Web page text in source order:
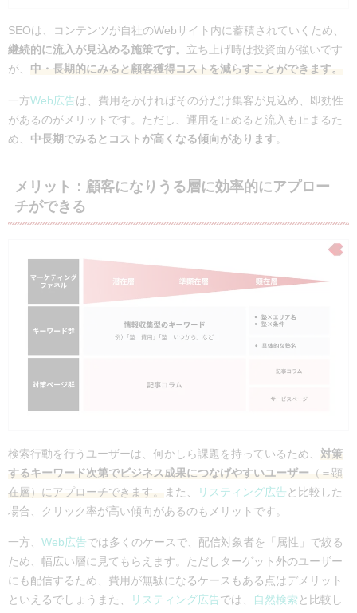
SEOは、コンテンツが自社のWebサイト内に蓄積されていくため、
継続的に流入が見込める施策です。 立ち上げ時は投資面が強いです
が、 中・長期的にみると顧客獲得コストを減らすことができます。
一方Web広告は、費用をかければその分だけ集客が見込め、即効性
があるのがメリットです。ただし、運用を止めると流入も止まるた
め、 中長期でみるとコストが高くなる傾向があります。
メリット： 顧客になりうる層に効率的にアプロー
チができる
検索行動を行うユーザーは、何かしら課題を持っているため、 対策
するキーワード次第でビジネス成果につなげやすいユーザー （＝顕
在層）にアプローチできます。
また、 リスティング広告と比較した
場合、クリック率が高い傾向があるのもメリットです。
一方、 Web広告では多くのケースで、配信対象者を「属性」で絞る
ため、幅広い層に見てもらえます。ただしターゲット外のユーザー
にも配信するため、費用が無駄になるケースもある点はデメリット
といえるでしょうまた、
リスティング広告では、 自然検索と比較し